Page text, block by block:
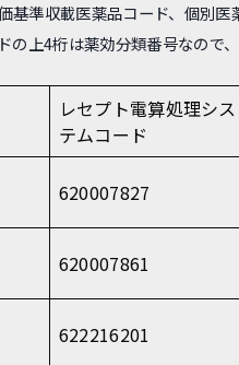
基準収載医薬品コード、個別
の上4桁は薬効分類番号なので
レセプト電算処理シス
テムコード
620007827
620007861
622216201